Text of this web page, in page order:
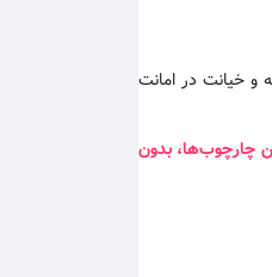
و خیانت در امانت
چارچوب‌ها، بدون